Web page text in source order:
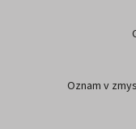
Oznam v